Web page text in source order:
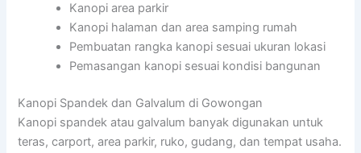
Kanopi area parkir
Kanopi halaman dan area samping rumah
Pembuatan rangka kanopi sesuai ukuran lokasi
Pemasangan kanopi sesuai kondisi bangunan
Kanopi Spandek dan Galvalum di Gowongan
Kanopi spandek atau galvalum banyak digunakan untuk
teras, carport, area parkir, ruko, gudang, dan tempat usaha.